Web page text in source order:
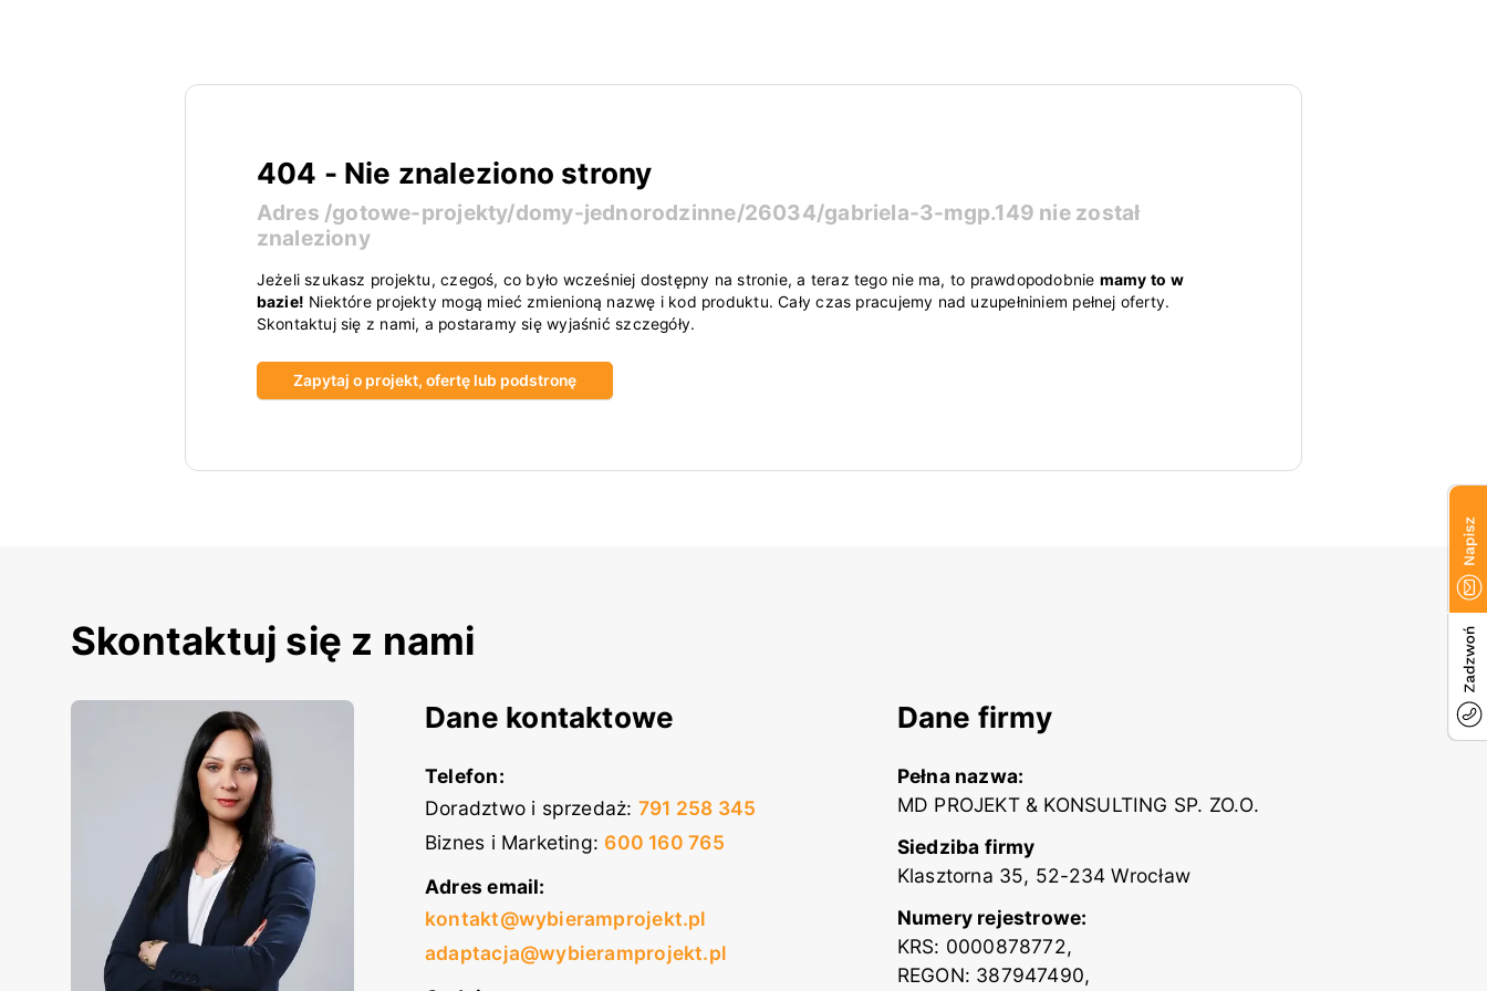
404 - Nie znaleziono strony
Adres /gotowe-projekty/domy-jednorodzinne/26034/gabriela-3-mgp.149 nie został
znaleziony
Jeżeli szukasz projektu, czegoś, co było wcześniej dostępny na stronie, a teraz tego nie ma, to prawdopodobnie mamy to w
bazie! Niektóre projekty mogą mieć zmienioną nazwę i kod produktu. Cały czas pracujemy nad uzupełniniem pełnej oferty.
Skontaktuj się z nami, a postaramy się wyjaśnić szczegóły.
Zapytaj o projekt, ofertę lub podstronę
Skontaktuj się z nami
Dane kontaktowe
Telefon:
Doradztwo i sprzedaż: 791 258 345
Biznes i Marketing: 600 160 765
Adres email:
kontakt@wybieramprojekt.pl
adaptacja@wybieramprojekt.pl
Dane firmy
Pełna nazwa:
MD PROJEKT & KONSULTING SP. ZO.O.
Siedziba firmy
Klasztorna 35, 52-234 Wrocław
Numery rejestrowe:
KRS: 0000878772,
REGON: 387947490,